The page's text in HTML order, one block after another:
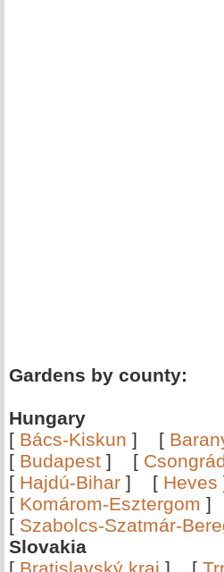
Gardens by county:
Hungary
[ Bács-Kiskun ] [
[ Budapest ] [
[ Hajdú-Bihar ] [ Heves
[ Komárom-Esztergom ]
[ Szabolcs-Szatmár-
Slovakia